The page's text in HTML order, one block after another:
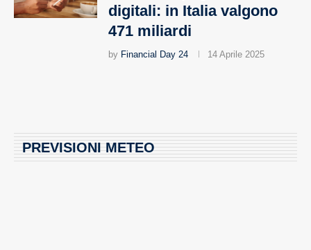
digitali: in Italia valgono
471 miliardi
by Financial Day 24 14 Aprile 2025
PREVISIONI METEO